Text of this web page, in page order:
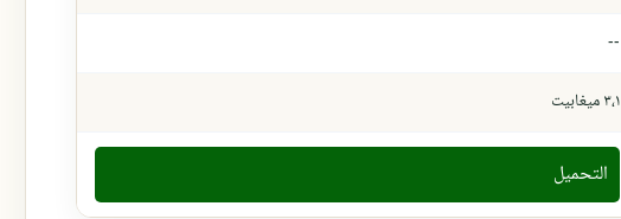
--
٣،١ ميغابيت
التحميل